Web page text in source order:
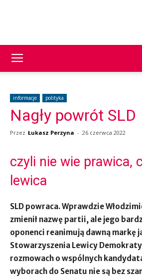
PNP
informacje polityka
Nagły powrót SLD
Przez Łukasz Perzyna - 26 czerwca 2022
czyli nie wie prawica,
lewica
SLD powraca. Wprawdzie
zmienił nazwę partii, ale jego
oponenci reanimują dawną markę
Stowarzyszenia Lewicy
rozmowach o wspólnych
wyborach do Senatu nie są bez